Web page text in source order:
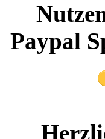
Paypal